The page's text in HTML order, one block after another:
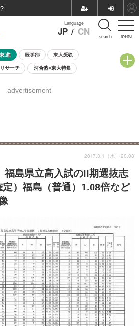
menu
Language
JP / CN search
進 医学部 東大受験
サーチ 河合塾×東大特集
8月開催学校説明会・相談会
advertisement
福島県立高入試のII期選抜志
）福島（普通）1.08倍など
2017.3.1（水） 20:08